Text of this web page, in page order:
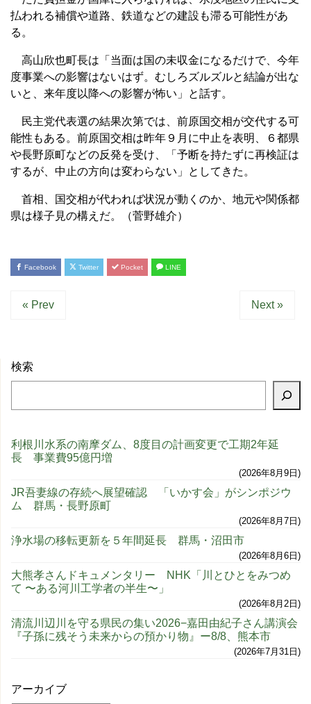
払われる補償や道路、鉄道などの建設も滞る可能性があ
る。
高山欣也町長は「当面は国の未収金になるだけで、今年
度事業への影響はないはず。むしろズルズルと結論が出な
いと、来年度以降への影響が怖い」と話す。
民主党代表選の結果次第では、前原国交相が交代する可
能性もある。前原国交相は昨年９月に中止を表明、６都県
や長野原町などの反発を受け、「予断を持たずに再検証は
するが、中止の方向は変わらない」としてきた。
首相、国交相が代われば状況が動くのか、地元や関係都
県は様子見の構えだ。（菅野雄介）
Facebook Twitter Pocket LINE
« Prev Next »
検索
利根川水系の南摩ダム、8度目の計画変更で工期2年延
長 事業費95億円増
2026年8月9日
JR吾妻線の存続へ展望確認 「いかす会」がシンポジウ
ム 群馬・長野原町
2026年8月7日
浄水場の移転更新を５年間延長 群馬・沼田市
2026年8月6日
大熊孝さんドキュメンタリー NHK「川とひとをみつめ
て 〜ある河川工学者の半生〜」
2026年8月2日
清流川辺川を守る県民の集い2026−嘉田由紀子さん講演会
『子孫に残そう未来からの預かり物』ー8/8、熊本市
2026年7月31日
アーカイブ